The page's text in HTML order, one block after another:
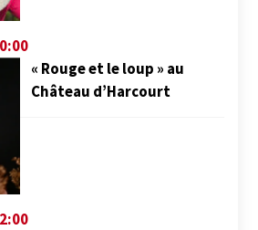
« Rouge et le loup » au
Château d’Harcourt